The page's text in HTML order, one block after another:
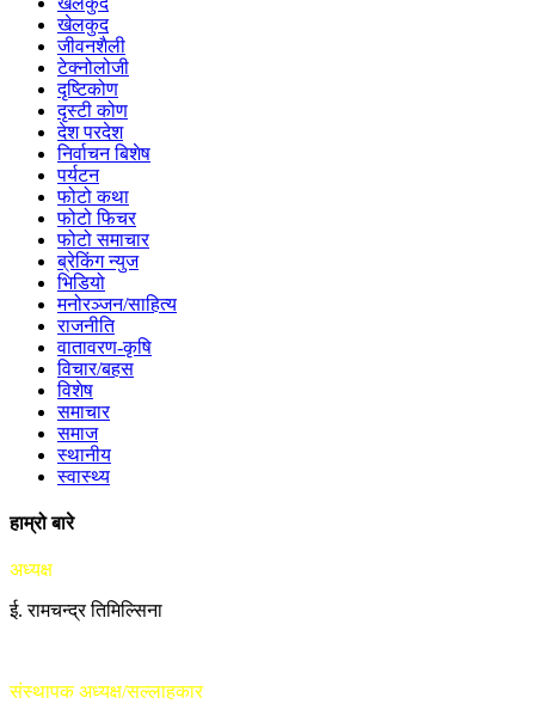
खेलकुद
जीवनशैली
टेक्नोलोजी
दृष्टिकोण
दृस्टी कोण
देश परदेश
निर्वाचन बिशेष
पर्यटन
फोटो कथा
फोटो फिचर
फोटो समाचार
ब्रेकिंग न्युज
भिडियो
मनोरञ्जन/साहित्य
राजनीति
वातावरण-कृषि
विचार/बहस
विशेष
समाचार
समाज
स्थानीय
स्वास्थ्य
हाम्रो बारे
अध्यक्ष
ई. रामचन्द्र तिमिल्सिना
संस्थापक अध्यक्ष/सल्लाहकार